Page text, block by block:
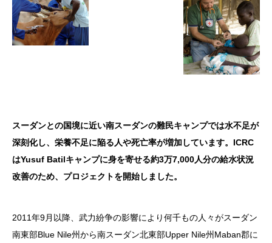
スーダンとの国境に近い南スーダンの難民キャンプでは水不足が
深刻化し、栄養不足に陥る人や死亡率が増加しています。ICRC
はYusuf Batilキャンプに身を寄せる約3万7,000人分の給水状況
改善のため、プロジェクトを開始しました。
2011年9月以降、武力紛争の影響により何千もの人々がスーダン
南東部Blue Nile州から南スーダン北東部Upper Nile州Maban郡に